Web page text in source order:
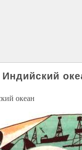
океан